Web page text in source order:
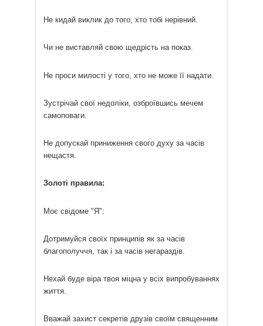
Не кидай виклик до того, хто тобі нерівний.
Чи не виставляй свою щедрість на показ.
Не проси милості у того, хто не може її надати.
Зустрічай свої недоліки, озброївшись мечем
самоповаги.
Не допускай приниження свого духу за часів
нещастя.
Золоті правила:
Моє свідоме "Я":
Дотримуйся своїх принципів як за часів
благополуччя, так і за часів негараздів.
Нехай буде віра твоя міцна у всіх випробуваннях
життя.
Вважай захист секретів друзів своїм священним